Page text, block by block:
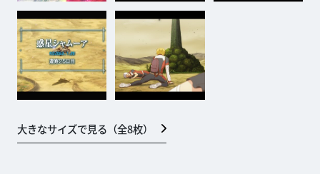
大きなサイズで見る（全8枚）